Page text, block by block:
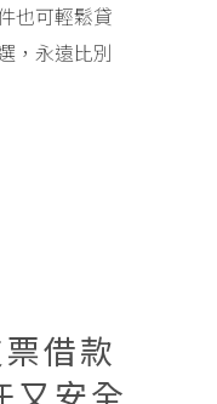
也可輕鬆貸
，永遠比別
借款